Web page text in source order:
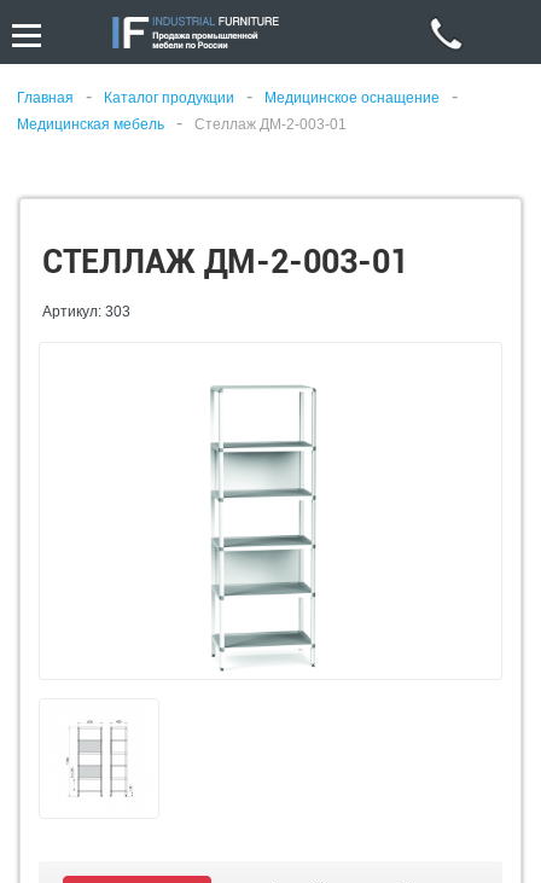
Главная - Каталог продукции - Медицинское оснащение -
Медицинская мебель - Стеллаж ДМ-2-003-01
СТЕЛЛАЖ ДМ-2-003-01
Артикул: 303